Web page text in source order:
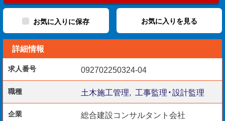
〇1･2級造園施工管理技士
〇技術者（ー土施）
〇推進工事技士
大阪を拠点に京都、奈良、兵庫県の
お気に入りに保存 お気に入りを見る
詳細情報
求人番号 092702250324-04
職種 土木施工管理,工事監理・設計監理
企業 総合建設コンサルタント会社